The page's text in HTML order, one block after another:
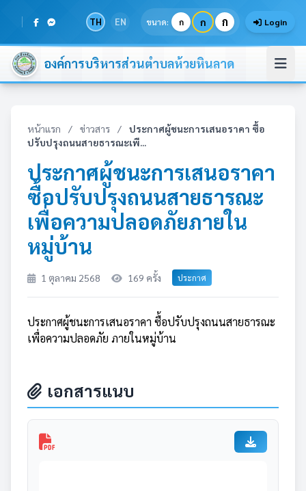
TH EN ขนาด: ก ก ก Login
องค์การบริหารส่วนตำบลห้วยหินลาด
หน้าแรก / ข่าวสาร /
ประกาศผู้ชนะการเสนอราคา ซื้อ
ปรับปรุงถนนสายธารณะเพื...
ประกาศผู้ชนะการเสนอราคา
ซื้อปรับปรุงถนนสายธารณะ
เพื่อความปลอดภัยภายใน
หมู่บ้าน
1 ตุลาคม 2568 169 ครั้ง ประกาศ
ประกาศผู้ชนะการเสนอราคา ซื้อปรับปรุงถนนสายธารณะ
เพื่อความปลอดภัย ภายในหมู่บ้าน
เอกสารแนบ